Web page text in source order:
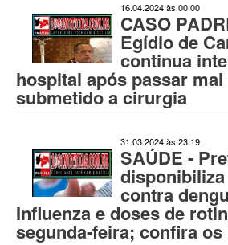
16.04.2024 às 00:00
CASO
Egídio de
continua
hospital após passar mal
submetido a cirurgia
31.03.2024 às 23:19
SAÚDE -
contra
Influenza e doses de
segunda-feira; confira